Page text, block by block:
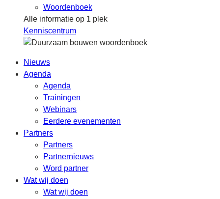
Woordenboek
Alle informatie op 1 plek
Kenniscentrum
Nieuws
Agenda
Agenda
Trainingen
Webinars
Eerdere evenementen
Partners
Partners
Partnernieuws
Word partner
Wat wij doen
Wat wij doen